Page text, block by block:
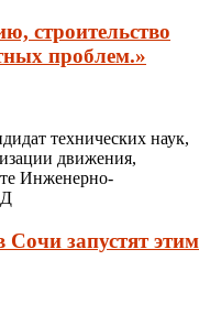
строительство
проблем.»
технических наук,
движения,
Инженерно-
запустят этим